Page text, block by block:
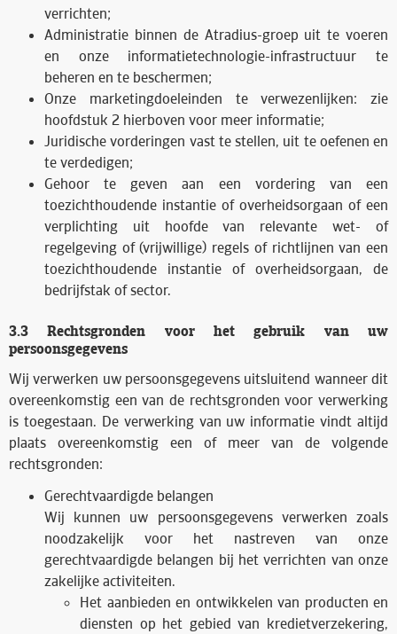
verrichten;
Administratie binnen de Atradius-groep uit te voeren
en onze informatietechnologie-infrastructuur te
beheren en te beschermen;
Onze marketingdoeleinden te verwezenlijken: zie
hoofdstuk 2 hierboven voor meer informatie;
Juridische vorderingen vast te stellen, uit te oefenen en
te verdedigen;
Gehoor te geven aan een vordering van een
toezichthoudende instantie of overheidsorgaan of een
verplichting uit hoofde van relevante wet- of
regelgeving of (vrijwillige) regels of richtlijnen van een
toezichthoudende instantie of overheidsorgaan, de
bedrijfstak of sector.
3.3 Rechtsgronden voor het gebruik van uw
persoonsgegevens
Wij verwerken uw persoonsgegevens uitsluitend wanneer dit
overeenkomstig een van de rechtsgronden voor verwerking
is toegestaan. De verwerking van uw informatie vindt altijd
plaats overeenkomstig een of meer van de volgende
rechtsgronden:
Gerechtvaardigde belangen
​Wij kunnen uw persoonsgegevens verwerken zoals
noodzakelijk voor het nastreven van onze
gerechtvaardigde belangen bij het verrichten van onze
zakelijke activiteiten.
Het aanbieden en ontwikkelen van producten en
diensten op het gebied van kredietverzekering,